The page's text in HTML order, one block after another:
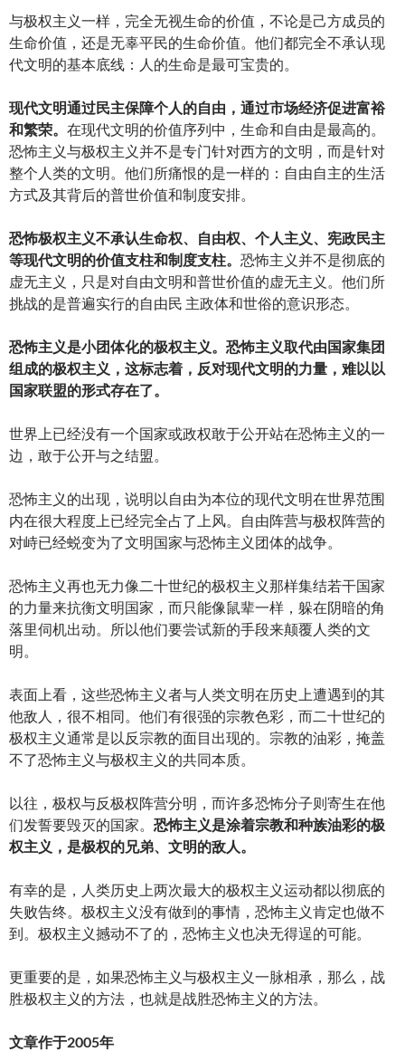
与极权主义一样，完全无视生命的价值，不论是己方成员的
生命价值，还是无辜平民的生命价值。他们都完全不承认现
代文明的基本底线：人的生命是最可宝贵的。
现代文明通过民主保障个人的自由，通过市场经济促进富裕
和繁荣。 在现代文明的价值序列中，生命和自由是最高的。
恐怖主义与极权主义并不是专门针对西方的文明，而是针对
整个人类的文明。他们所痛恨的是一样的：自由自主的生活
方式及其背后的普世价值和制度安排。
恐怖极权主义不承认生命权、自由权、个人主义、宪政民主
等现代文明的价值支柱和制度支柱。 恐怖主义并不是彻底的
虚无主义，只是对自由文明和普世价值的虚无主义。他们所
挑战的是普遍实行的自由民 主政体和世俗的意识形态。
恐怖主义是小团体化的极权主义。恐怖主义取代由国家集团
组成的极权主义，这标志着，反对现代文明的力量，难以以
国家联盟的形式存在了。
世界上已经没有一个国家或政权敢于公开站在恐怖主义的一
边，敢于公开与之结盟。
恐怖主义的出现，说明以自由为本位的现代文明在世界范围
内在很大程度上已经完全占了上风。自由阵营与极权阵营的
对峙已经蜕变为了文明国家与恐怖主义团体的战争。
恐怖主义再也无力像二十世纪的极权主义那样集结若干国家
的力量来抗衡文明国家，而只能像鼠辈一样，躲在阴暗的角
落里伺机出动。所以他们要尝试新的手段来颠覆人类的文
明。
表面上看，这些恐怖主义者与人类文明在历史上遭遇到的其
他敌人，很不相同。他们有很强的宗教色彩，而二十世纪的
极权主义通常是以反宗教的面目出现的。宗教的油彩，掩盖
不了恐怖主义与极权主义的共同本质。
以往，极权与反极权阵营分明，而许多恐怖分子则寄生在他
们发誓要毁灭的国家。 恐怖主义是涂着宗教和种族油彩的极
权主义，是极权的兄弟、文明的敌人。
有幸的是，人类历史上两次最大的极权主义运动都以彻底的
失败告终。极权主义没有做到的事情，恐怖主义肯定也做不
到。极权主义撼动不了的，恐怖主义也决无得逞的可能。
更重要的是，如果恐怖主义与极权主义一脉相承，那么，战
胜极权主义的方法，也就是战胜恐怖主义的方法。
文章作于2005年